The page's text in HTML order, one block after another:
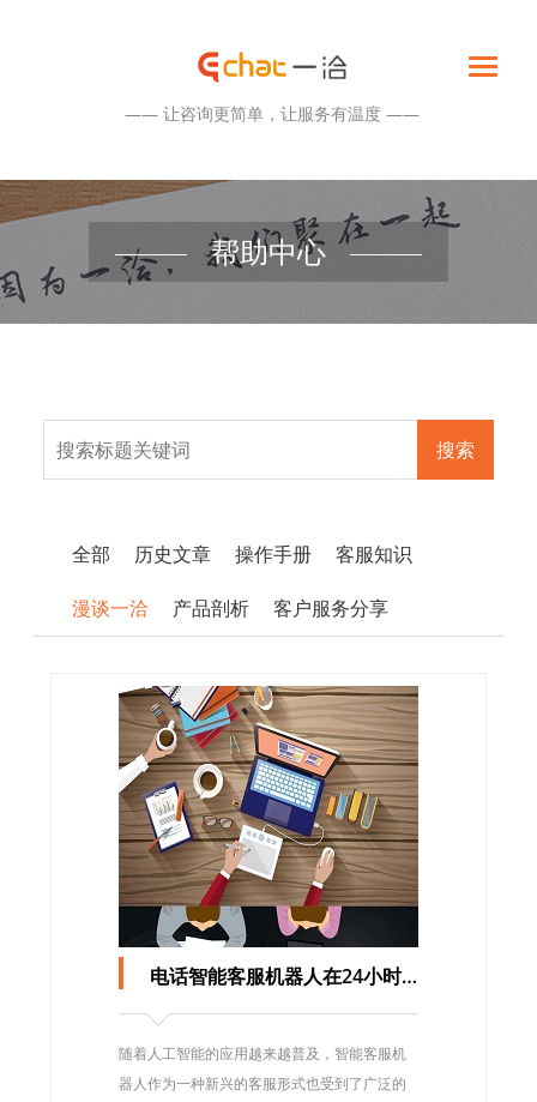
—— 让咨询更简单，让服务有温度 ——
帮助中心
搜索
全部 历史文章 操作手册 客服知识
漫谈一洽 产品剖析 客户服务分享
电话智能客服机器人在24小时全天候服务中的应用
随着人工智能的应用越来越普及，智能客服机
器人作为一种新兴的客服形式也受到了广泛的